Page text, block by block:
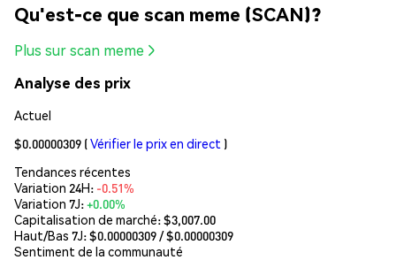
Qu'est-ce que scan meme (SCAN)?
Plus sur scan meme
Analyse des prix
Actuel
$0.00000309 (Vérifier le prix en direct )
Tendances récentes
Variation 24H: -0.51%
Variation 7J:+0.00%
Capitalisation de marché:$3,007.00
Haut/Bas 7J: $0.00000309/ $0.00000309
Sentiment de la communauté